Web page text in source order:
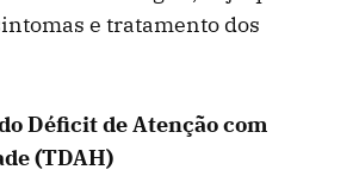
e tratamento dos
Déficit de Atenção com
(TDAH)